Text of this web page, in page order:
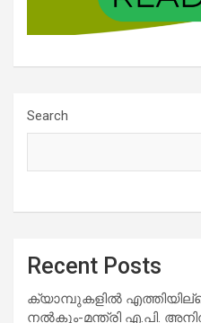
Search
Recent Posts
ക്യാമ്പുകളിൽ
നൽകും-മന്ത്രി എ.പി.